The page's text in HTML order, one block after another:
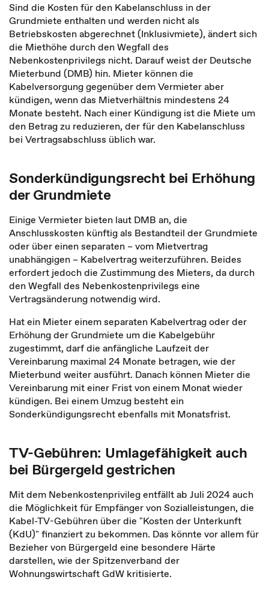
Sind die Kosten für den Kabelanschluss in der
Grundmiete enthalten und werden nicht als
Betriebskosten abgerechnet (Inklusivmiete), ändert sich
die Miethöhe durch den Wegfall des
Nebenkostenprivilegs nicht. Darauf weist der Deutsche
Mieterbund (DMB) hin. Mieter können die
Kabelversorgung gegenüber dem Vermieter aber
kündigen, wenn das Mietverhältnis mindestens 24
Monate besteht. Nach einer Kündigung ist die Miete um
den Betrag zu reduzieren, der für den Kabelanschluss
bei Vertragsabschluss üblich war.
Sonderkündigungsrecht bei Erhöhung
der Grundmiete
Einige Vermieter bieten laut DMB an, die
Anschlusskosten künftig als Bestandteil der Grundmiete
oder über einen separaten – vom Mietvertrag
unabhängigen – Kabelvertrag weiterzuführen. Beides
erfordert jedoch die Zustimmung des Mieters, da durch
den Wegfall des Nebenkostenprivilegs eine
Vertragsänderung notwendig wird.
Hat ein Mieter einem separaten Kabelvertrag oder der
Erhöhung der Grundmiete um die Kabelgebühr
zugestimmt, darf die anfängliche Laufzeit der
Vereinbarung maximal 24 Monate betragen, wie der
Mieterbund weiter ausführt. Danach können Mieter die
Vereinbarung mit einer Frist von einem Monat wieder
kündigen. Bei einem Umzug besteht ein
Sonderkündigungsrecht ebenfalls mit Monatsfrist.
TV-Gebühren: Umlagefähigkeit auch
bei Bürgergeld gestrichen
Mit dem Nebenkostenprivileg entfällt ab Juli 2024 auch
die Möglichkeit für Empfänger von Sozialleistungen, die
Kabel-TV-Gebühren über die "Kosten der Unterkunft
(KdU)" finanziert zu bekommen. Das könnte vor allem für
Bezieher von Bürgergeld eine besondere Härte
darstellen, wie der Spitzenverband der
Wohnungswirtschaft GdW kritisierte.